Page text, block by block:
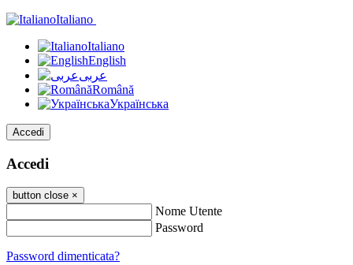
Italiano
Italiano
English
عربى
Română
Українська
Accedi
Accedi
button close ×
Nome Utente
Password
Password dimenticata?